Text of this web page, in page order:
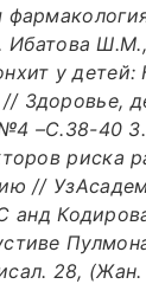
Ибатова
у детей:
Здоровье,
№4 –С.38-40
риска
//
анд
28, (Жан.